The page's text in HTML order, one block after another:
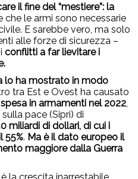
il fine del “mestiere”: la
le armi sono necessarie
E sarebbe vero, ma solo
alle forze di sicurezza –
conflitti a far lievitare i
lo ha mostrato in modo
tra Est e Ovest ha causato
spesa in armamenti nel 2022,
pace (Sipri) di
miliardi di dollari, di cui i
55%. Ma è il dato europeo il
maggiore dalla Guerra